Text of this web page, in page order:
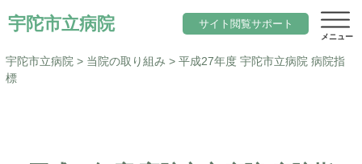
宇陀市立病院 サイト閲覧サポート
宇陀市立病院 > 当院の取り組み >平成27年度 宇陀市立病院 病院指
標